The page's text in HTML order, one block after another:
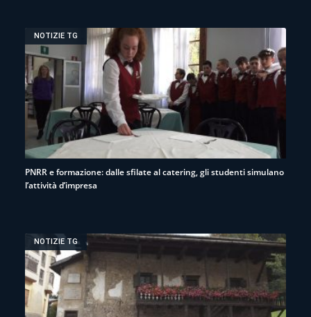
NOTIZIE TG
PNRR e formazione: dalle sfilate al catering, gli studenti simulano
l’attività d’impresa
NOTIZIE TG